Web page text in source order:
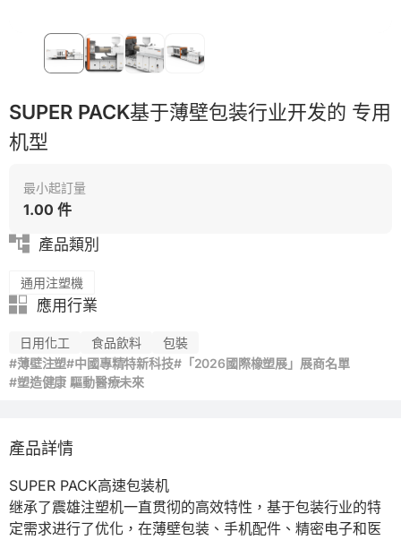
SUPER PACK基于薄壁包装行业开发的 专用
机型
最小起訂量
1.00 件
產品類別
通用注塑機
應用行業
日用化工 食品飲料
包裝
#薄壁注塑#中國專精特新科技#「2026國際橡塑展」展商名單
#塑造健康 驅動醫療未來
產品詳情
SUPER PACK高速包装机
继承了震雄注塑机一直贯彻的高效特性，基于包装行业的特
定需求进行了优化，在薄壁包装、手机配件、精密电子和医